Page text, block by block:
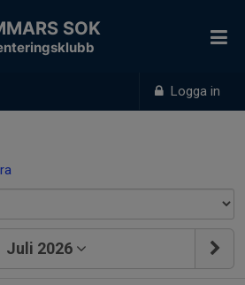
Logga in
SOK
Juli 2026